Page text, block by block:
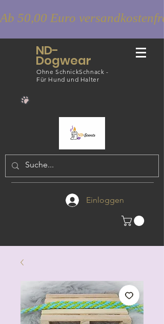
Ab 50,00 Euro versandkostenfrei
ND-
Dogwear
Ohne SchnickSchnack -
Für Hund und Halter
Einloggen